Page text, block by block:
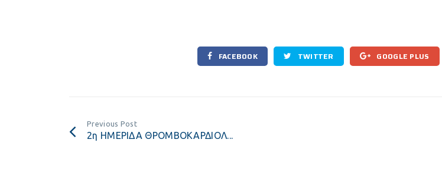
FACEBOOK TWITTER GOOGLE PLUS
Previous Post
2η ΗΜΕΡΙΔΑ ΘΡΟΜΒΟΚΑΡΔΙΟΛ...